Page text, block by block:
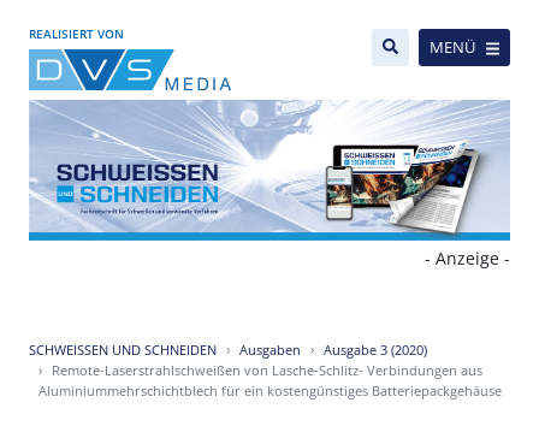
REALISIERT VON
MENÜ
- Anzeige -
SCHWEISSEN UND SCHNEIDEN Ausgaben
Ausgabe 3 (2020)
Remote-Laserstrahlschweißen von Lasche-Schlitz- Verbindungen aus
Aluminiummehrschichtblech für ein kostengünstiges Batteriepackgehäuse